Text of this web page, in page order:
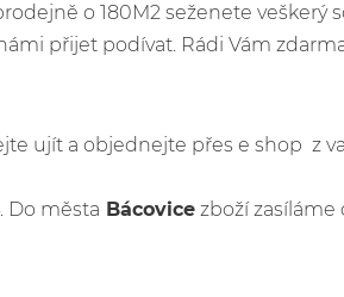
o 180M2 seženete veškerý
přijet podívat. Rádi Vám
ujít a objednejte přes e shop z
Do města Bácovice zboží zasíláme